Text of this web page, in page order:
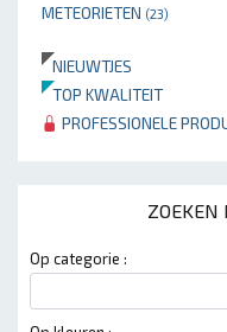
METEORIETEN (23)
NIEUWTJES
TOP KWALITEIT
PROFESSIONELE
ZOEKEN
Op categorie :